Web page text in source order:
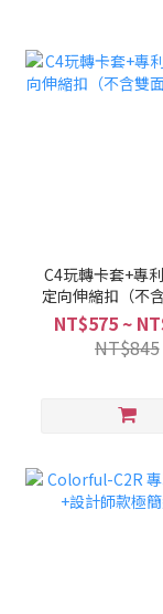
C4玩轉卡套+專
定向伸縮扣（不
應卡）
NT$575 ~
NT$845